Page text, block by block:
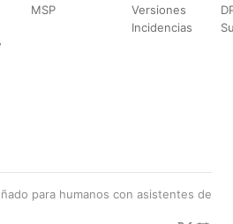
MSP
Versiones
Incidencias
para humanos con asistentes de